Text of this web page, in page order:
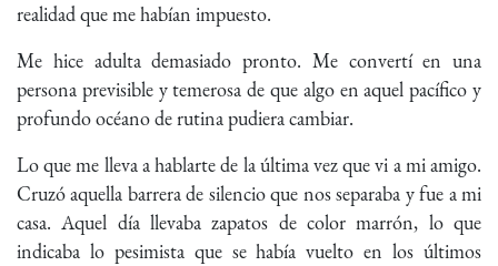
realidad que me habían impuesto.
Me hice adulta demasiado pronto. Me convertí en una
persona previsible y temerosa de que algo en aquel pacífico y
profundo océano de rutina pudiera cambiar.
Lo que me lleva a hablarte de la última vez que vi a mi amigo.
Cruzó aquella barrera de silencio que nos separaba y fue a mi
casa. Aquel día llevaba zapatos de color marrón, lo que
indicaba lo pesimista que se había vuelto en los últimos